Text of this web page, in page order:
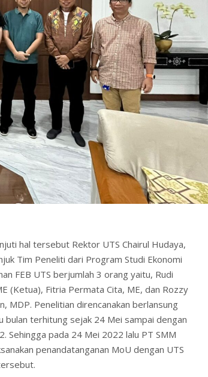
hal tersebut Rektor UTS Chairul Hudaya,
Tim Peneliti dari Program Studi Ekonomi
FEB UTS berjumlah 3 orang yaitu, Rudi
(Ketua), Fitria Permata Cita, ME, dan Rozzy
MDP. Penelitian direncanakan berlansung
bulan terhitung sejak 24 Mei sampai dengan
Sehingga pada 24 Mei 2022 lalu PT SMM
penandatanganan MoU dengan UTS